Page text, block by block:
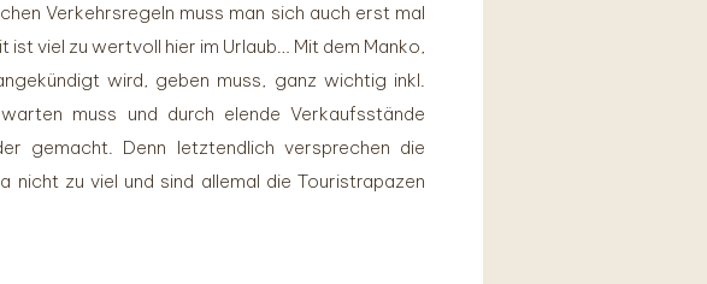
Verkehrsregeln muss man sich auch erst mal
viel zu wertvoll hier im Urlaub… Mit dem Manko,
wird, geben muss, ganz wichtig inkl.
muss und durch elende Verkaufsstände
gemacht. Denn letztendlich versprechen die
nicht zu viel und sind allemal die Touristrapazen